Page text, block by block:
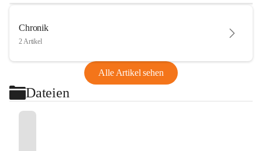
Chronik
2 Artikel
Alle Artikel sehen
Dateien